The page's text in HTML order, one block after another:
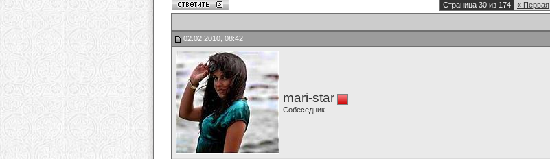
Страница 30 из 174 « Первая
02.02.2010, 08:42
mari-star
Собеседник